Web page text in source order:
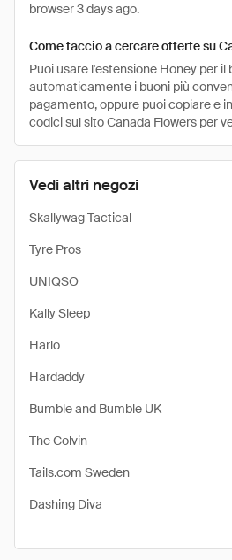
Vedi altri negozi
Skallywag Tactical
Tyre Pros
UNIQSO
Kally Sleep
Harlo
Hardaddy
Bumble and Bumble UK
The Colvin
Tails.com Sweden
Dashing Diva
browser 3 days ago.
Come faccio a cercare offerte su
Puoi usare l'estensione Honey per
automaticamente i buoni più
pagamento, oppure puoi copiare e
codici sul sito Canada Flowers per